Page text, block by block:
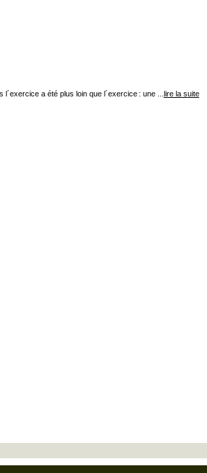
a été plus loin que l´exercice : une ... lire la suite